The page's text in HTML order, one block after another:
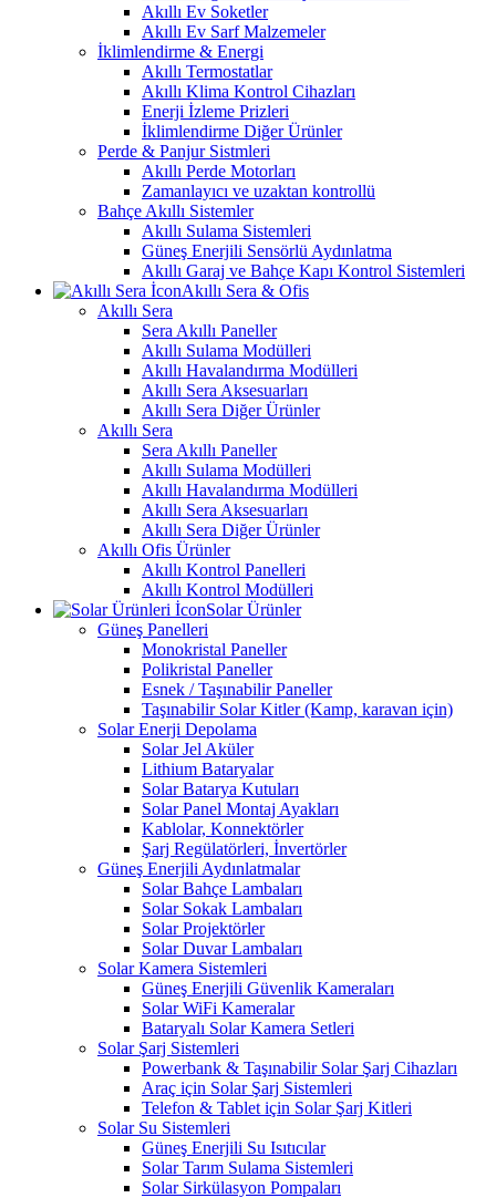
Akıllı Ev Soketler
Akıllı Ev Sarf Malzemeler
İklimlendirme & Energi
Akıllı Termostatlar
Akıllı Klima Kontrol Cihazları
Enerji İzleme Prizleri
İklimlendirme Diğer Ürünler
Perde & Panjur Sistmleri
Akıllı Perde Motorları
Zamanlayıcı ve uzaktan kontrollü
Bahçe Akıllı Sistemler
Akıllı Sulama Sistemleri
Güneş Enerjili Sensörlü Aydınlatma
Akıllı Garaj ve Bahçe Kapı Kontrol Sistemleri
Akıllı Sera & Ofis
Akıllı Sera
Sera Akıllı Paneller
Akıllı Sulama Modülleri
Akıllı Havalandırma Modülleri
Akıllı Sera Aksesuarları
Akıllı Sera Diğer Ürünler
Akıllı Sera
Sera Akıllı Paneller
Akıllı Sulama Modülleri
Akıllı Havalandırma Modülleri
Akıllı Sera Aksesuarları
Akıllı Sera Diğer Ürünler
Akıllı Ofis Ürünler
Akıllı Kontrol Panelleri
Akıllı Kontrol Modülleri
Solar Ürünler
Güneş Panelleri
Monokristal Paneller
Polikristal Paneller
Esnek / Taşınabilir Paneller
Taşınabilir Solar Kitler (Kamp, karavan için)
Solar Enerji Depolama
Solar Jel Aküler
Lithium Bataryalar
Solar Batarya Kutuları
Solar Panel Montaj Ayakları
Kablolar, Konnektörler
Şarj Regülatörleri, İnvertörler
Güneş Enerjili Aydınlatmalar
Solar Bahçe Lambaları
Solar Sokak Lambaları
Solar Projektörler
Solar Duvar Lambaları
Solar Kamera Sistemleri
Güneş Enerjili Güvenlik Kameraları
Solar WiFi Kameralar
Bataryalı Solar Kamera Setleri
Solar Şarj Sistemleri
Powerbank & Taşınabilir Solar Şarj Cihazları
Araç için Solar Şarj Sistemleri
Telefon & Tablet için Solar Şarj Kitleri
Solar Su Sistemleri
Güneş Enerjili Su Isıtıcılar
Solar Tarım Sulama Sistemleri
Solar Sirkülasyon Pompaları